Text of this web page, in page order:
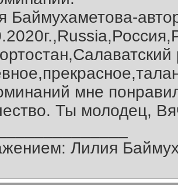
Баймухаметова-
мне
Ты молодец,
Лилия